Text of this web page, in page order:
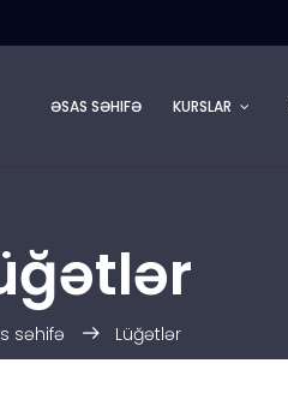
səhifə Lüğətlər
ƏSAS SƏHIFƏ KURSLAR